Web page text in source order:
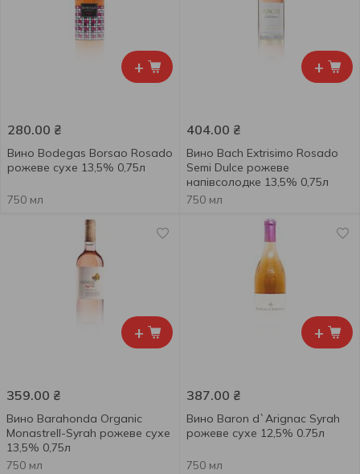
+
280.00 ₴
Вино Bodegas Borsao Rosado
рожеве сухе 13,5% 0,75л
750 мл
+
404.00 ₴
Вино Bach Extrisimo Rosado
Semi Dulce рожеве
напівсолодке 13,5% 0,75л
750 мл
+
359.00 ₴
Вино Barahonda Organic
Monastrell-Syrah рожеве сухе
13,5% 0,75л
750 мл
+
387.00 ₴
Вино Baron d`Arignac Syrah
рожеве сухе 12,5% 0.75л
750 мл